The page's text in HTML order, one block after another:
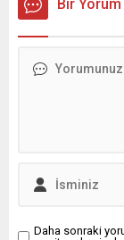
Bir Yorum
Daha sonraki